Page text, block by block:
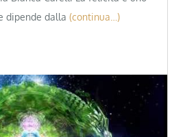
dipende dalla (continua…)